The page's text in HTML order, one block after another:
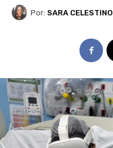
Por: SARA CELESTINO